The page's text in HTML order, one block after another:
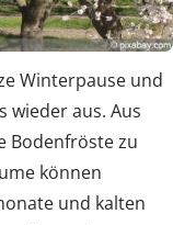
Winterpause und
wieder aus. Aus
Bodenfröste zu
können
und kalten